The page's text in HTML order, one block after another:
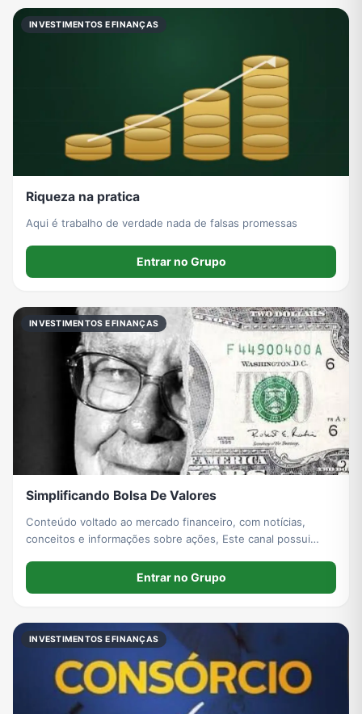
INVESTIMENTOS E FINANÇAS
Riqueza na pratica
Aqui é trabalho de verdade nada de falsas promessas
Entrar no Grupo
INVESTIMENTOS E FINANÇAS
Simplificando Bolsa De Valores
Conteúdo voltado ao mercado financeiro, com notícias,
conceitos e informações sobre ações, Este canal possui
constituindo recomendação de compra ou venda de ativos.
Entrar no Grupo
INVESTIMENTOS E FINANÇAS